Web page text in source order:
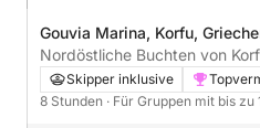
Gouvia Marina, Korfu,
Nordöstliche Buchten von
Skipper inklusive
8 Stunden · Für Gruppen mit bis zu